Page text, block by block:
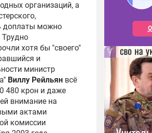
организаций, а
доплаты можно
Трудно
хотя бы "своего"
и
министр
Виллу Рейльян всё
480 крон и даже
внимание на
актами
комиссии
сво на